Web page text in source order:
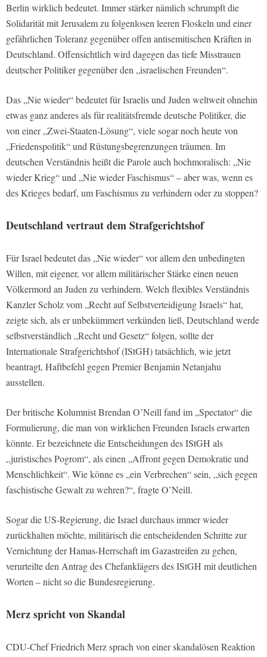
Berlin wirklich bedeutet. Immer stärker nämlich schrumpft die
Solidarität mit Jerusalem zu folgenlosen leeren Floskeln und einer
gefährlichen Toleranz gegenüber offen antisemitischen Kräften in
Deutschland. Offensichtlich wird dagegen das tiefe Misstrauen
deutscher Politiker gegenüber den „israelischen Freunden“.
Das „Nie wieder“ bedeutet für Israelis und Juden weltweit ohnehin
etwas ganz anderes als für realitätsfremde deutsche Politiker, die
von einer „Zwei-Staaten-Lösung“, viele sogar noch heute von
„Friedenspolitik“ und Rüstungsbegrenzungen träumen. Im
deutschen Verständnis heißt die Parole auch hochmoralisch: „Nie
wieder Krieg“ und „Nie wieder Faschismus“ – aber was, wenn es
des Krieges bedarf, um Faschismus zu verhindern oder zu stoppen?
Deutschland vertraut dem Strafgerichtshof
Für Israel bedeutet das „Nie wieder“ vor allem den unbedingten
Willen, mit eigener, vor allem militärischer Stärke einen neuen
Völkermord an Juden zu verhindern. Welch flexibles Verständnis
Kanzler Scholz vom „Recht auf Selbstverteidigung Israels“ hat,
zeigte sich, als er unbekümmert verkünden ließ, Deutschland werde
selbstverständlich „Recht und Gesetz“ folgen, sollte der
Internationale Strafgerichtshof (IStGH) tatsächlich, wie jetzt
beantragt, Haftbefehl gegen Premier Benjamin Netanjahu
ausstellen.
Der britische Kolumnist Brendan O’Neill fand im „Spectator“ die
Formulierung, die man von wirklichen Freunden Israels erwarten
könnte. Er bezeichnete die Entscheidungen des IStGH als
„juristisches Pogrom“, als einen „Affront gegen Demokratie und
Menschlichkeit“. Wie könne es „ein Verbrechen“ sein, „sich gegen
faschistische Gewalt zu wehren?“, fragte O’Neill.
Sogar die US-Regierung, die Israel durchaus immer wieder
zurückhalten möchte, militärisch die entscheidenden Schritte zur
Vernichtung der Hamas-Herrschaft im Gazastreifen zu gehen,
verurteilte den Antrag des Chefanklägers des IStGH mit deutlichen
Worten – nicht so die Bundesregierung.
Merz spricht von Skandal
CDU-Chef Friedrich Merz sprach von einer skandalösen Reaktion